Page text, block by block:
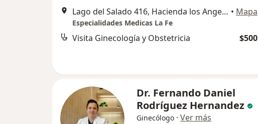
Lago del Salado 416, Hacienda los Angeles, San Nicolás de los Garza • Mapa
Especialidades Medicas La Fe
Visita Ginecología y Obstetricia $500
Dr. Fernando Daniel
Rodríguez Hernandez
Ginecólogo · Ver más